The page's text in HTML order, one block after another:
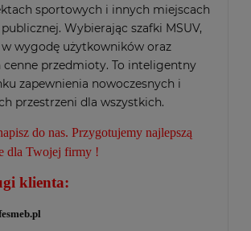
sportowych i innych miejscach
Wybierając szafki MSUV,
wygodę użytkowników oraz
przedmioty. To inteligentny
zapewnienia nowoczesnych i
przestrzeni dla wszystkich.
do nas. Przygotujemy najlepszą
dla Twojej firmy !
klienta: